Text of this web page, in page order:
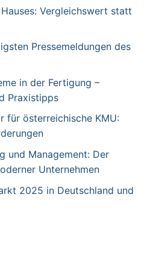
Vergleichswert statt
Pressemeldungen des
in der Fertigung –
Praxistipps
für österreichische KMU:
und Management: Der
Unternehmen
2025 in Deutschland und